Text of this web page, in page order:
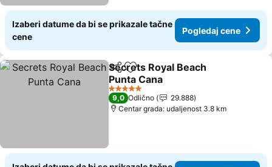
Izaberi datume da bi se prikazale tačne
cene
Pogledaj cene
Deli Dodati u favorite
Secrets Royal Beach
Punta Cana
5 Zvezdice
9,0 Odlično
29.888
Centar grada: udaljenost 3.8 km